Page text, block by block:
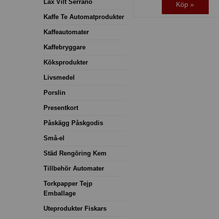
Lax Vilt Serrano
Kaffe Te Automatprodukter
Kaffeautomater
Kaffebryggare
Köksprodukter
Livsmedel
Porslin
Presentkort
Påskägg Påskgodis
Små-el
Städ Rengöring Kem
Tillbehör Automater
Torkpapper Tejp
Emballage
Uteprodukter Fiskars
Köp »